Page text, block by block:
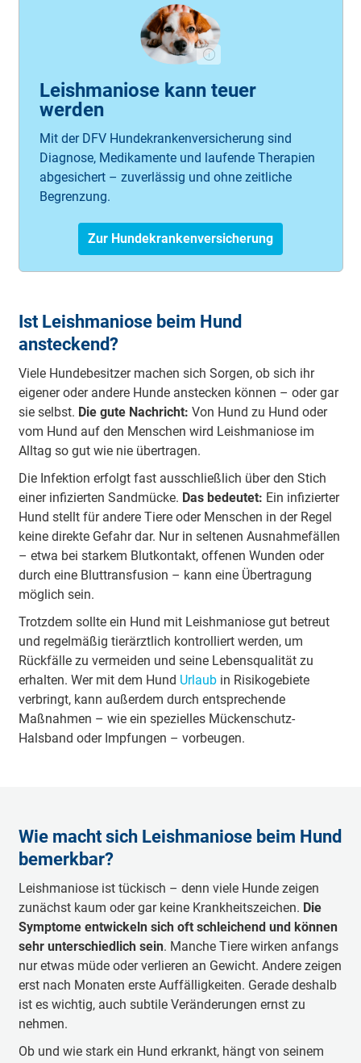
Leishmaniose kann teuer
werden
Mit der DFV Hundekrankenversicherung sind
Diagnose, Medikamente und laufende Therapien
abgesichert – zuverlässig und ohne zeitliche
Begrenzung.
Zur Hundekrankenversicherung
Ist Leishmaniose beim Hund
ansteckend?
Viele Hundebesitzer machen sich Sorgen, ob sich ihr
eigener oder andere Hunde anstecken können – oder gar
sie selbst. Die gute Nachricht: Von Hund zu Hund oder
vom Hund auf den Menschen wird Leishmaniose im
Alltag so gut wie nie übertragen.
Die Infektion erfolgt fast ausschließlich über den Stich
einer infizierten Sandmücke. Das bedeutet: Ein infizierter
Hund stellt für andere Tiere oder Menschen in der Regel
keine direkte Gefahr dar. Nur in seltenen Ausnahmefällen
– etwa bei starkem Blutkontakt, offenen Wunden oder
durch eine Bluttransfusion – kann eine Übertragung
möglich sein.
Trotzdem sollte ein Hund mit Leishmaniose gut betreut
und regelmäßig tierärztlich kontrolliert werden, um
Rückfälle zu vermeiden und seine Lebensqualität zu
erhalten. Wer mit dem Hund Urlaub in Risikogebiete
verbringt, kann außerdem durch entsprechende
Maßnahmen – wie ein spezielles Mückenschutz-
Halsband oder Impfungen – vorbeugen.
Wie macht sich Leishmaniose beim Hund
bemerkbar?
Leishmaniose ist tückisch – denn viele Hunde zeigen
zunächst kaum oder gar keine Krankheitszeichen. Die
Symptome entwickeln sich oft schleichend und können
sehr unterschiedlich sein. Manche Tiere wirken anfangs
nur etwas müde oder verlieren an Gewicht. Andere zeigen
erst nach Monaten erste Auffälligkeiten. Gerade deshalb
ist es wichtig, auch subtile Veränderungen ernst zu
nehmen.
Ob und wie stark ein Hund erkrankt, hängt von seinem